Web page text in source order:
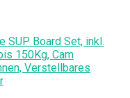
SUP Board Set, inkl.
150Kg, Cam
Verstellbares